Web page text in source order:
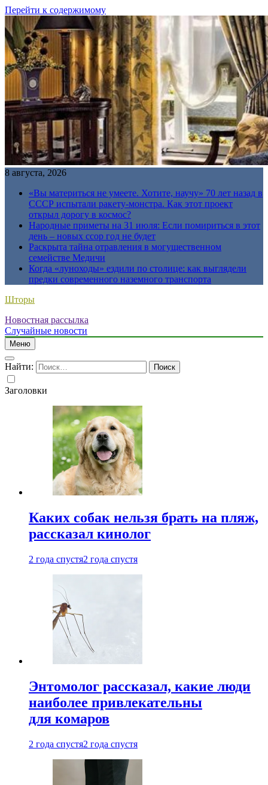
Перейти к содержимому
8 августа, 2026
«Вы материться не умеете. Хотите, научу» 70 лет назад в
СССР испытали ракету-монстра. Как этот проект
открыл дорогу в космос?
Народные приметы на 31 июля: Если помириться в этот
день – новых ссор год не будет
Раскрыта тайна отравления в могущественном
семействе Медичи
Когда «луноходы» ездили по столице: как выглядели
предки современного наземного транспорта
Шторы
Новостная рассылка
Случайные новости
Меню
Найти:
Заголовки
Каких собак нельзя брать на пляж,
рассказал кинолог
2 года спустя2 года спустя
Энтомолог рассказал, какие люди
наиболее привлекательны
для комаров
2 года спустя2 года спустя